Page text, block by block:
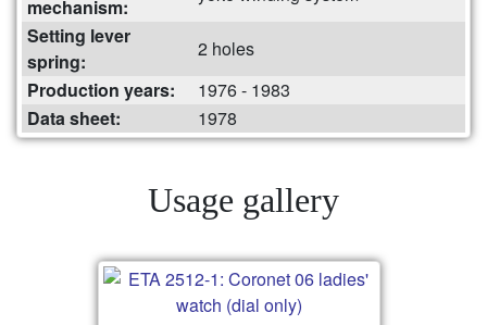
mechanism:
Setting lever
spring:
2 holes
Production years:
1976 - 1983
Data sheet:
1978
Usage gallery